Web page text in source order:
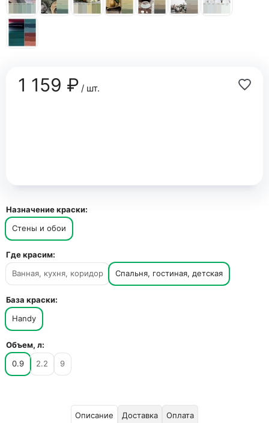
1 159 ₽/ шт.
Назначение краски:
Стены и обои
Где красим:
Ванная, кухня, коридор
Спальня, гостиная, детская
База краски:
Handy
Объем, л:
0.9
2.2 9
Описание Доставка Оплата